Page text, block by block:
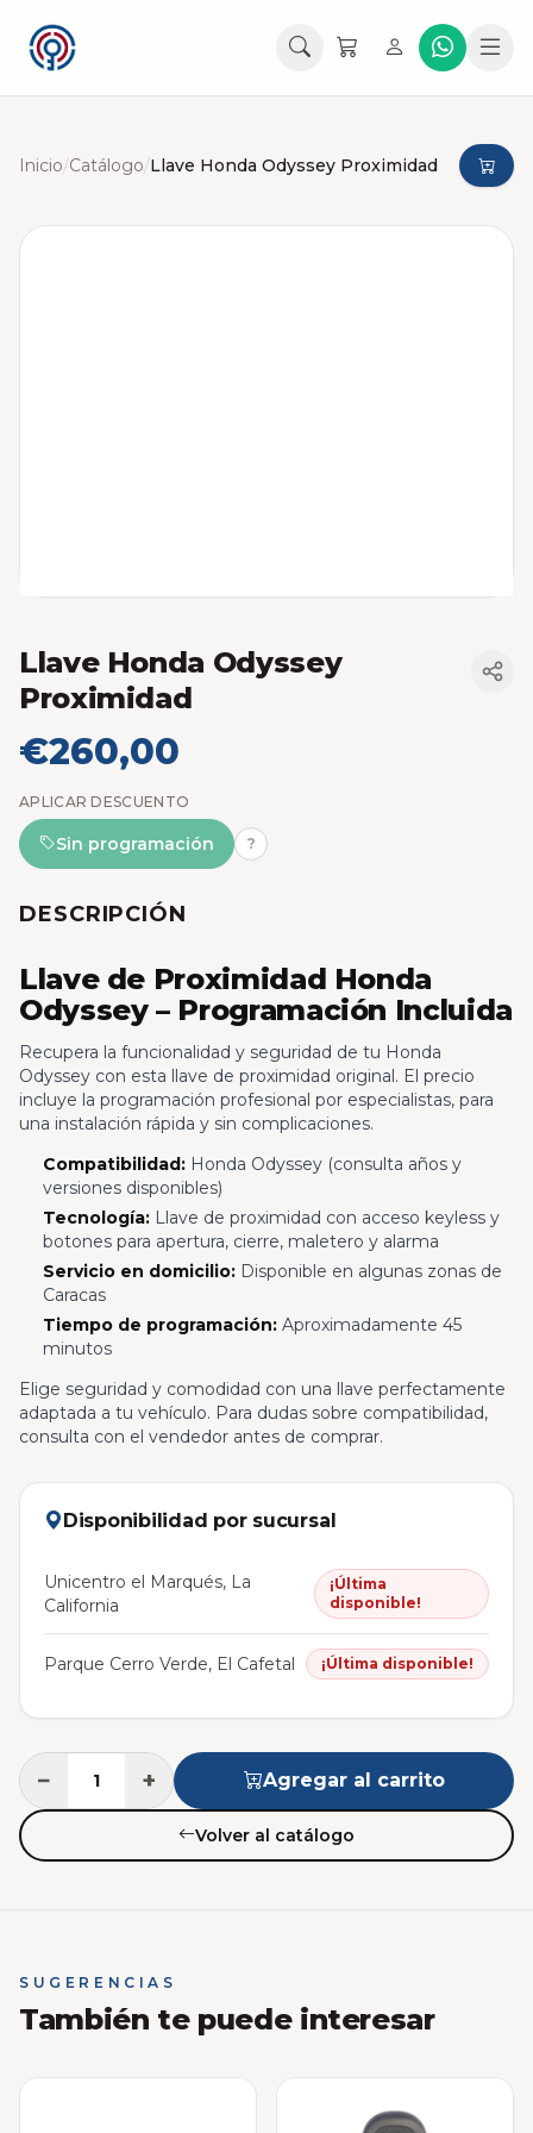
Inicio/Catálogo/Llave Honda Odyssey Proximidad
Llave Honda Odyssey
Proximidad
€260,00
APLICAR DESCUENTO
Sin programación ?
DESCRIPCIÓN
Llave de Proximidad Honda
Odyssey – Programación Incluida
Recupera la funcionalidad y seguridad de tu Honda
Odyssey con esta llave de proximidad original. El precio
incluye la programación profesional por especialistas, para
una instalación rápida y sin complicaciones.
Compatibilidad:Honda Odyssey (consulta años y
versiones disponibles)
Tecnología:Llave de proximidad con acceso keyless y
botones para apertura, cierre, maletero y alarma
Servicio en domicilio:Disponible en algunas zonas de
Caracas
Tiempo de programación:Aproximadamente 45
minutos
Elige seguridad y comodidad con una llave perfectamente
adaptada a tu vehículo. Para dudas sobre compatibilidad,
consulta con el vendedor antes de comprar.
Disponibilidad por sucursal
Unicentro el Marqués, La
California
¡Última
disponible!
Parque Cerro Verde, El Cafetal ¡Última disponible!
− + Agregar al carrito
Volver al catálogo
SUGERENCIAS
También te puede interesar